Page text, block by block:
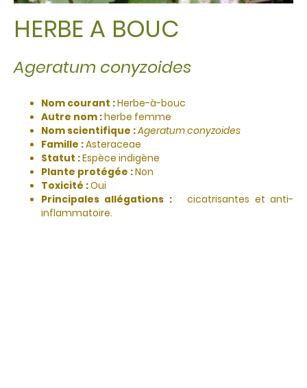
HERBE A BOUC
Ageratum conyzoides
Nom courant :Herbe-à-bouc
Autre nom :herbe femme
Nom scientifique :Ageratum conyzoides
Famille :Asteraceae
Statut :Espèce indigène
Plante protégée :Non
Toxicité :Oui
Principales allégations :
cicatrisantes et anti-
inflammatoire.